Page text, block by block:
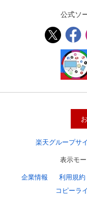
公式ソ
楽天グループサ
表示モー
企業情報 利用規約
コピーラ